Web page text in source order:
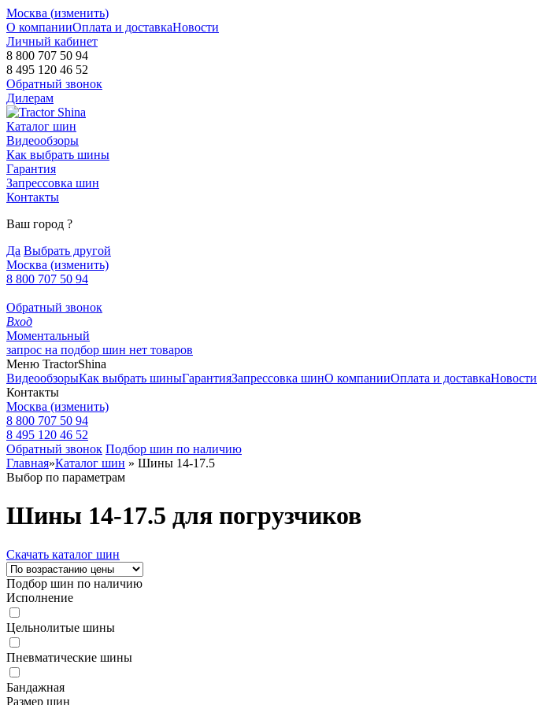
Москва (изменить)
О компанииОплата и доставкаНовости
Личный кабинет
8 800 707 50 94
8 495 120 46 52
Обратный звонок
Дилерам
Каталог шин
Видеообзоры
Как выбрать шины
Гарантия
Запрессовка шин
Контакты
Ваш город ?
Да Выбрать другой
Москва (изменить)
8 800 707 50 94
Обратный звонок
Вход
Моментальный
запрос на подбор шин нет товаров
Меню TractorShina
ВидеообзорыКак выбрать шиныГарантияЗапрессовка шинО компанииОплата и доставкаНовости
Контакты
Москва (изменить)
8 800 707 50 94
8 495 120 46 52
Обратный звонок Подбор шин по наличию
Главная»Каталог шин » Шины 14-17.5
Выбор по параметрам
Шины 14-17.5 для погрузчиков
Скачать каталог шин
Подбор шин по наличию
Исполнение
Цельнолитые шины
Пневматические шины
Бандажная
Размер шин